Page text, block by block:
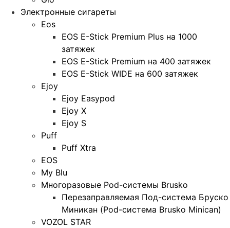
Электронные сигареты
Eos
EOS E-Stick Premium Plus на 1000
затяжек
EOS E-Stick Premium на 400 затяжек
EOS E-Stick WIDE на 600 затяжек
Ejoy
Ejoy Easypod
Ejoy X
Ejoy S
Puff
Puff Xtra
EOS
My Blu
Многоразовые Pod-системы Brusko
Перезаправляемая Под-система Бруско
Миникан (Pod-система Brusko Minican)
VOZOL STAR